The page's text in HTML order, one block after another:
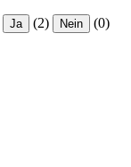
Ja (2) Nein (0)